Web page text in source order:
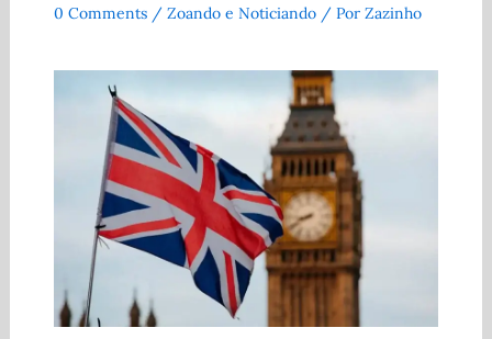
0 Comments / Zoando e Noticiando/ Por Zazinho